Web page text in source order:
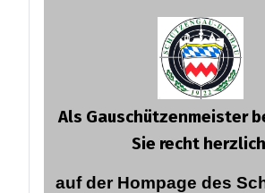
Als Gauschützenmeister
Sie recht herzlich
auf der Hompage des